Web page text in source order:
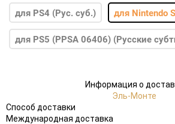
для PS4 (Рус. суб.) для Nintendo
для PS5 (PPSA 06406) (Русские
Информация о
Эль-Монте
Способ доставки
Международная доставка